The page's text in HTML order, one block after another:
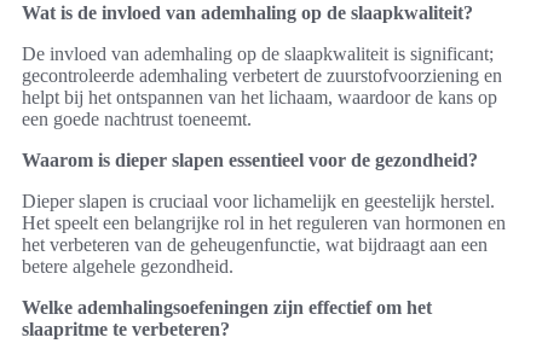
Wat is de invloed van ademhaling op de slaapkwaliteit?
De invloed van ademhaling op de slaapkwaliteit is significant;
gecontroleerde ademhaling verbetert de zuurstofvoorziening en
helpt bij het ontspannen van het lichaam, waardoor de kans op
een goede nachtrust toeneemt.
Waarom is dieper slapen essentieel voor de gezondheid?
Dieper slapen is cruciaal voor lichamelijk en geestelijk herstel.
Het speelt een belangrijke rol in het reguleren van hormonen en
het verbeteren van de geheugenfunctie, wat bijdraagt aan een
betere algehele gezondheid.
Welke ademhalingsoefeningen zijn effectief om het
slaapritme te verbeteren?